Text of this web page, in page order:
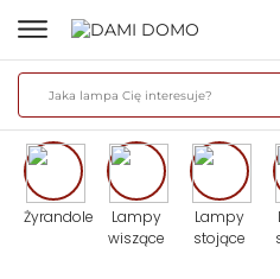
Żyrandole
Lampy
wiszące
Lampy
stojące